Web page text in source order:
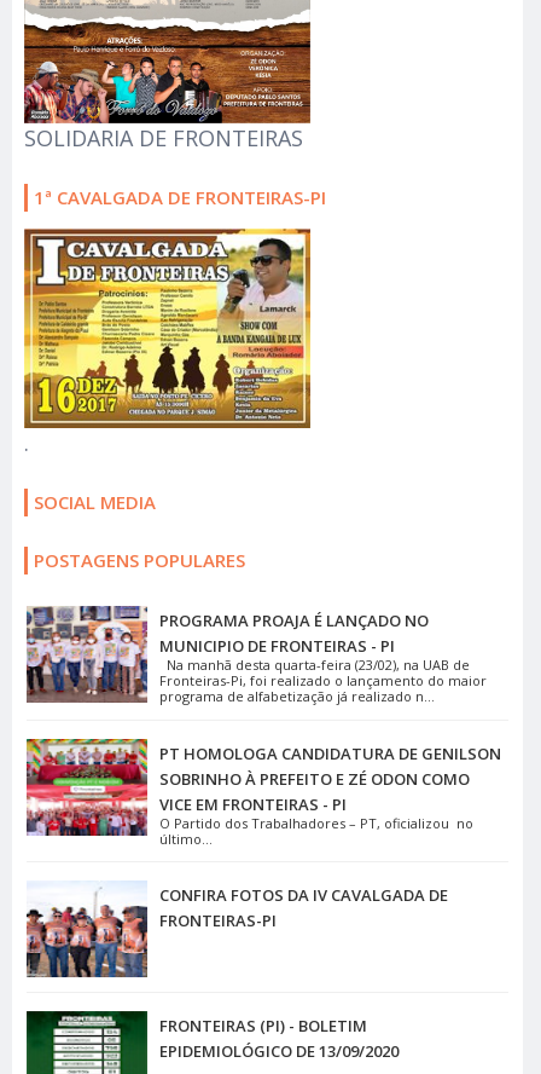
SOLIDARIA DE FRONTEIRAS
1ª CAVALGADA DE FRONTEIRAS-PI
.
SOCIAL MEDIA
POSTAGENS POPULARES
PROGRAMA PROAJA É LANÇADO NO
MUNICIPIO DE FRONTEIRAS - PI
Na manhã desta quarta-feira (23/02), na UAB de
Fronteiras-Pi, foi realizado o lançamento do maior
programa de alfabetização já realizado n...
PT HOMOLOGA CANDIDATURA DE GENILSON
SOBRINHO À PREFEITO E ZÉ ODON COMO
VICE EM FRONTEIRAS - PI
O Partido dos Trabalhadores – PT, oficializou no
último...
CONFIRA FOTOS DA IV CAVALGADA DE
FRONTEIRAS-PI
FRONTEIRAS (PI) - BOLETIM
EPIDEMIOLÓGICO DE 13/09/2020